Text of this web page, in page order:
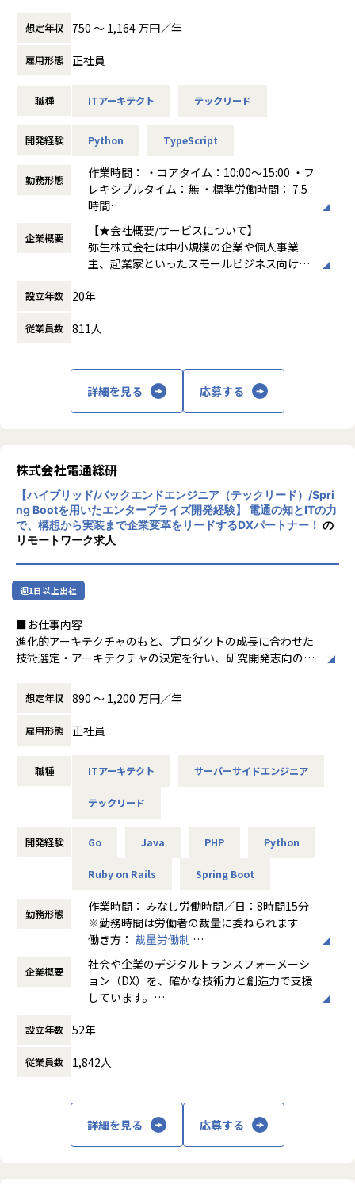
り、日々の生活に根付いた、ミッションクリティカルなサー
利用自治体の拡大と、サービスの更なる進化のため、品質の
います。
【業務内容】
発者を担っていただきます。
LoGoフォームではスクラム開発（※Large-Scaled Scrum）
を実践しています。
要件定義・設計・実装・テスト・リリース・運用など、顧客
価値の最大化に向け、メンバーの得意領域を活かしながら、
フロントエンド・バックエンド・インフラ問わず、プロダク
・社内にない知識/技術の調査・改善提案など中長期的視点で
の品質の作り込み
運用作業の確立・効率化、トイル削減
・顧客からの要望だけではなく、プロダクト価値向上に繋が
る機能開発の提案
【パブリテック事業部 / プロダクトチームの文化】
続けています
となって立ち向かう文化があります
・マネージャーはいますが、上下関係のないフラットな組織
で、組織やプロダクトにとってどんな価値をもたらせるかを
・役割はありますが、組織やプロダクト全体を考えて、役割
を超えた協力関係を築く文化があります
・直接的な利用者である自治体さんとの距離が近く、たくさ
んの感謝とたくさんの要望に囲まれます
に活かせます
【業務・職場環境の魅力】
・利用者とLoGoチャットを通じて繋がっているため距離感
・サービスやサポートついての感想や意見が聞きやすく、自
・利益優先ではなく、本当に必要とされるサービスを目的に
進んでいる。
・意見や要望を聞く機会が多く、サービスを改善し、顧客満
足度を高めることにやりがいを感じる。
・「作ってみて評価される」ではなく「要望があって創る」
だから喜ばれる。
・リリース後すぐにユーザのリアクションを確認することが
できる。
■事業の注目度や、スビード感がすごい！
・多くの自治体にサービス提供できているので、地域や社会
・注目されるサービスを運用しているという緊張感がもて
・事業やサービスが拡大していく過程が体験できる。
と開発基盤整備を通じて
組織の生産性と品質を高める役割を担っていただきます。
個別のプロダクトチームに閉じない視点で、共通の技術基
盤・開発プロセス・
を支えます。
・AI駆動開発の推進
・全社横断的な技術方針・アーキテクチャの検討と展開
・新技術（生成AI・クラウド・開発ツール）の評価・導入支
・開発生産性やSRE活動の可視化・改善サイクルの推進
・各プロダクトチームを支援する技術コンサルティング・レ
■ポジションの魅力
を推進できます
・各部門・事業部と連携し、横断的な課題解決をリードでき
■採用背景
お客さまや弥生の成長スピードを大きく向上させるうえで新
サービスが求められる中、
エンジニア組織は生産性向上を加速する必要があります。
るために体制を強化します。
■配属先チームの特徴】
プラットフォーム開発本部のプラットフォームエンジニアリ
ング部はCTO直轄の部署です。
■チーム人数
■活躍しているメンバーの経歴／特徴等
・既存への敬意を持ちながら、常に最適な方法で改善を繰り
・技術に対して好奇心旺盛な方
■このポジションから参画して描く事が出来るキャリア
SREやAIなどの特定領域の横断組織の技術リーダーや、製品
【業務の変更の範囲】
会社の規定に準ずる
想定年収 750 〜 1,164 万円／年
雇用形態 正社員
職種 ITアーキテクト テックリード
開発経験 Python TypeScript
勤務形態
作業時間： ・コアタイム：10:00～15:00 ・フ
レキシブルタイム：無 ・標準労働時間： 7.5
時間
働き方：フレックス制（コアタイムあり）
時間外労働の有無： 有（月平均19.33時間）
休憩時間： 60分
企業概要
【★会社概要/サービスについて】
弥生株式会社は中小規模の企業や個人事業
主、起業家といったスモールビジネス向け
申告、給与計算、顧客管理といった各種業務
ーズは1987年の発売から約34年を数え、今や
ソフトの売上統計によれば、弥生シリーズの
売上は26年連続ナンバーワン！2012年に順次
リリースしているクラウド版も、市場調査で
【★働き方】
全国からフルリモート勤務にて柔軟に働くこ
とができる数少ない企業です！
設立年数 20年
従業員数 811人
詳細を見る 応募する
株式会社電通総研
【ハイブリッド/バックエンドエンジニア（テックリード）/Spri
ng Bootを用いたエンタープライズ開発経験】 電通の知とITの力
で、構想から実装まで企業変革をリードするDXパートナー！ の
リモートワーク求人
週1日以上出社
■お仕事内容
進化的アーキテクチャのもと、プロダクトの成長に合わせた
技術選定・アーキテクチャの決定を行い、研究開発志向のプ
本プロダクトはマルチプロダクト戦略で推進します。人事領
域を複数のプロダクトモジュールに分割し、それぞれ独立し
て開発・継続的にリリースを行います。大企業向けのプロダ
クト開発において、グランドデザインの構築から携わること
・次世代HRプロダクトのバックエンドアーキテクチャの設
・フロントエンジニア、クラウドエンジニアと連携し、HR体
・パフォーマンス、スケーラビリティ、セキュリティを考慮
・アーキテクト、テックリードとしてプロジェクトを牽引
アジャイル開発を採用し、デイリースクラムや週次の振り返
りを行いながら開発を進めます。
プロダクトマネージャー、デザイナー、エンジニアが密に連
携し、ユーザー価値の最大化を目指します。
技術選定やアーキテクチャの議論にはエンジニア全員が積極
的に関与できます。
■本ポジションの魅力
大企業向けの新規プロダクト開発に初期フェーズから関与で
・ 「ゼロからの設計」 に関与し、技術選定やアーキテクチ
ャ設計の根幹を担える・大企業向けプロダクト開発のファー
ストリリースに携わることで、
想定年収 890 〜 1,200 万円／年
雇用形態 正社員
職種 ITアーキテクト サーバーサイドエンジニア
テックリード
開発経験 Go Java PHP Python
Ruby on Rails Spring Boot
勤務形態
作業時間： みなし労働時間／日：8時間15分
※勤務時間は労働者の裁量に委ねられます
働き方： 裁量労働制
時間外労働の有無： 有（月平均10時間～30
時間）
休憩時間： 60分
企業概要
社会や企業のデジタルトランスフォーメーシ
ョン（DX）を、確かな技術力と創造力で支援
しています。
関や製造業のトップクラスの企業と直接取引
ョンを提供しています。
設立年数 52年
従業員数 1,842人
詳細を見る 応募する